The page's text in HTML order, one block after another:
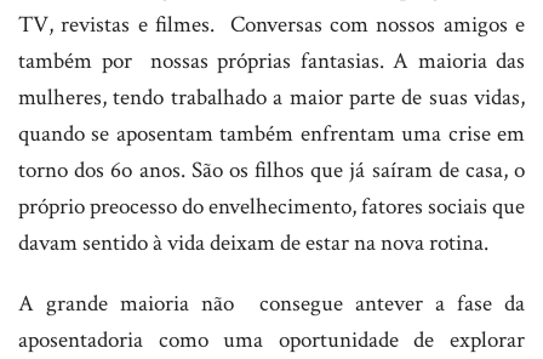
TV, revistas e filmes. Conversas com nossos amigos e
também por nossas próprias fantasias. A maioria das
mulheres, tendo trabalhado a maior parte de suas vidas,
quando se aposentam também enfrentam uma crise em
torno dos 6o anos. São os filhos que já saíram de casa, o
próprio preocesso do envelhecimento, fatores sociais que
davam sentido à vida deixam de estar na nova rotina.
A grande maioria não consegue antever a fase da
aposentadoria como uma oportunidade de explorar